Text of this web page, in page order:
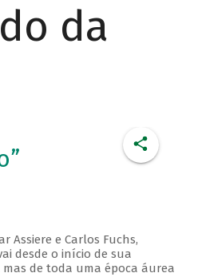
da
Assiere e Carlos Fuchs,
desde o início de sua
de toda uma época áurea